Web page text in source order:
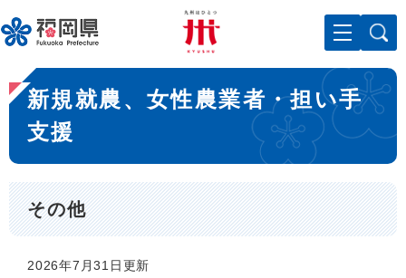
ー
ジ
先
頭
。
メニューを飛ばして本文へ
本
文
新規就農、女性農業者・担い手
支援
その他
2026年7月31日更新